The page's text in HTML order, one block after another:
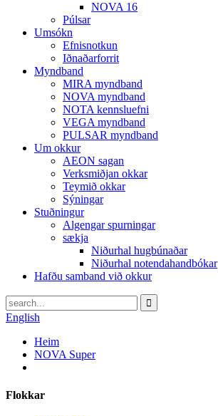
NOVA 16
Púlsar
Umsókn
Efnisnotkun
Iðnaðarforrit
Myndband
MIRA myndband
NOVA myndband
NOTA kennsluefni
VEGA myndband
PULSAR myndband
Um okkur
AEON sagan
Verksmiðjan okkar
Teymið okkar
Sýningar
Stuðningur
Algengar spurningar
sækja
Niðurhal hugbúnaðar
Niðurhal notendahandbókar
Hafðu samband við okkur
English
Heim
NOVA Super
Flokkar